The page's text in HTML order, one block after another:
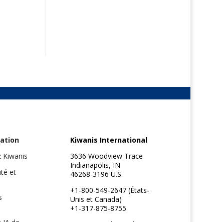
Kiwanis
et
Kiwanis International
3636 Woodview Trace
Indianapolis, IN
46268-3196 U.S.
+1-800-549-2647 (États-
Unis et Canada)
+1-317-875-8755